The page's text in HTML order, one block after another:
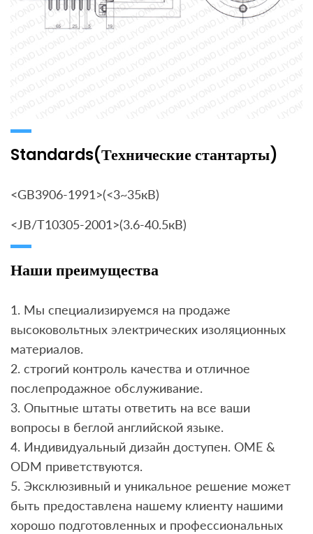
Standards(Технические стантарты)
<GB3906-1991>(<3~35кВ)
<JB/T10305-2001>(3.6-40.5кВ)
Наши преимущества
1. Мы специализируемся на продаже
высоковольтных электрических изоляционных
материалов.
2. строгий контроль качества и отличное
послепродажное обслуживание.
3. Опытные штаты ответить на все ваши
вопросы в беглой английской языке.
4. Индивидуальный дизайн доступен. OME &
ODM приветствуются.
5. Эксклюзивный и уникальное решение может
быть предоставлена ​​нашему клиенту нашими
хорошо подготовленных и профессиональных